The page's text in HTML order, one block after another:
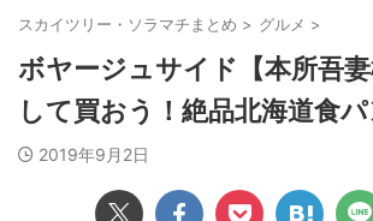
スカイツリー・ソラマチまとめ > グルメ >
ボヤージュサイド【本所吾
して買おう！絶品北海道食
2019年9月2日